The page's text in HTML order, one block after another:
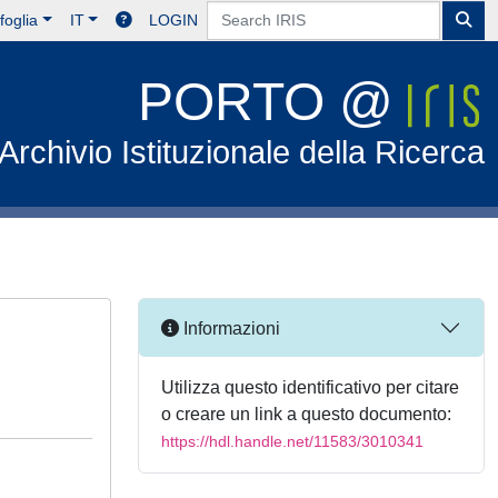
IT LOGIN
PORTO @
Istituzionale della Ricerca
Informazioni
Utilizza questo identificativo per citare
o creare un link a questo documento:
https://hdl.handle.net/11583/3010341